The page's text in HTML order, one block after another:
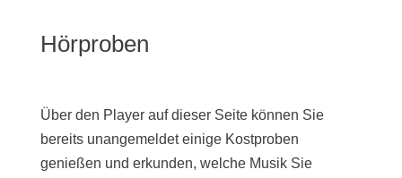
Hörproben
Über den Player auf dieser Seite können Sie
bereits unangemeldet einige Kostproben
genießen und erkunden, welche Musik Sie